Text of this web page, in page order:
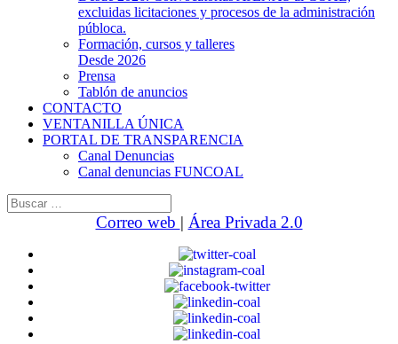
excluidas licitaciones y procesos de la administración
públoca.
Formación, cursos y talleres
Desde 2026
Prensa
Tablón de anuncios
CONTACTO
VENTANILLA ÚNICA
PORTAL DE TRANSPARENCIA
Canal Denuncias
Canal denuncias FUNCOAL
Buscar:
Correo web | Área Privada 2.0